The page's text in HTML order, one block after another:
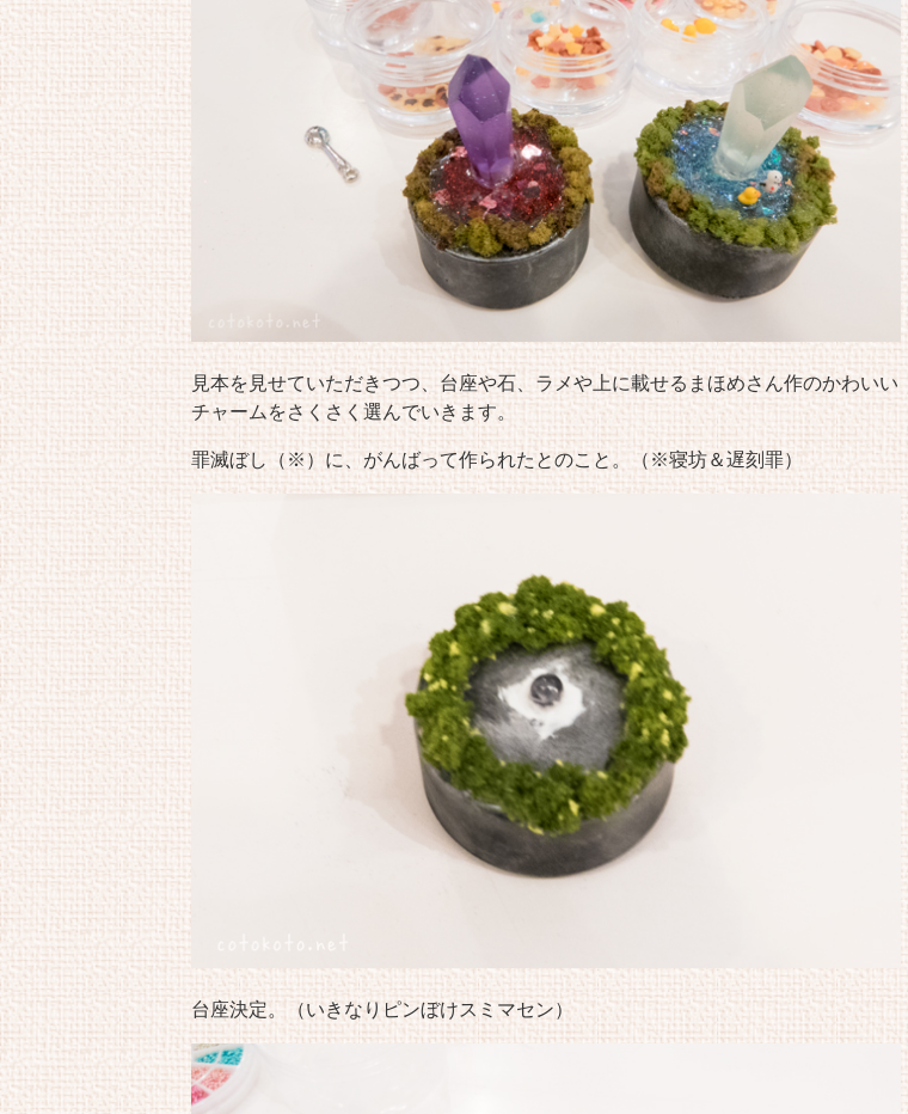
見本を見せていただきつつ、台座や石、ラメや上に載せるまほめさん作のかわいい
チャームをさくさく選んでいきます。
罪滅ぼし（※）に、がんばって作られたとのこと。（※寝坊＆遅刻罪）
台座決定。（いきなりピンぼけスミマセン）